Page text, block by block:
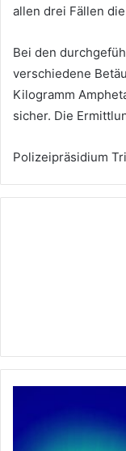
allen drei Fällen
Bei den
verschiedene
Kilogramm
sicher. Die
Polizeipräsidium